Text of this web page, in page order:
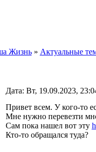
Жизнь » Актуальные
Дата: Вт, 19.09.2023,
Привет всем. У кого-то
Мне нужно перевезти
Сам пока нашел вот эту
Кто-то обращался туда?